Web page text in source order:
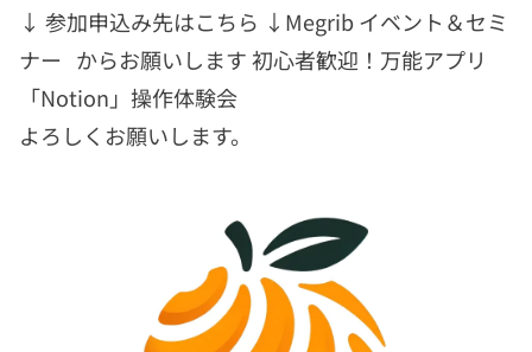
↓ 参加申込み先はこちら ↓Megrib イベント＆セミ
ナー からお願いします初心者歓迎！万能アプリ
「Notion」操作体験会
よろしくお願いします。